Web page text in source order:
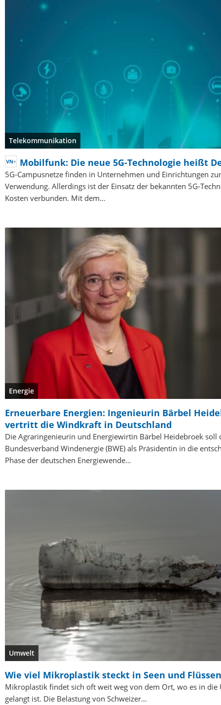
Telekommunikation
Mobilfunk: Die neue 5G-Technologie heißt
5G-Campusnetze finden in Unternehmen und Einrichtungen
Verwendung. Allerdings ist der Einsatz der bekannten 5G-
Kosten verbunden. Mit dem…
Energie
Erneuerbare Energien: Ingenieurin Bärbel
vertritt die Windkraft in Deutschland
Die Agraringenieurin und Energiewirtin Bärbel Heidebroek soll
Bundesverband Windenergie (BWE) als Präsidentin in die
Phase der deutschen Energiewende…
Umwelt
Wie viel Mikroplastik steckt in Seen und
Mikroplastik findet sich oft weit weg von dem Ort, wo es in die
gelangt ist. Die Belastung von Schweizer…